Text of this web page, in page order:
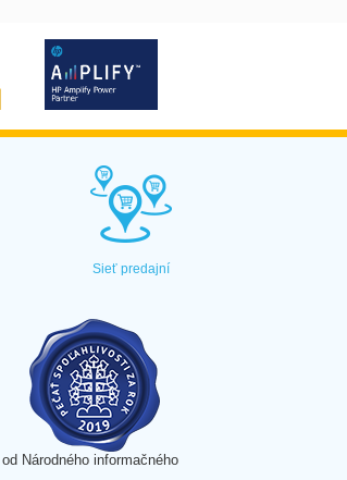
Sieť predajní
od Národného informačného